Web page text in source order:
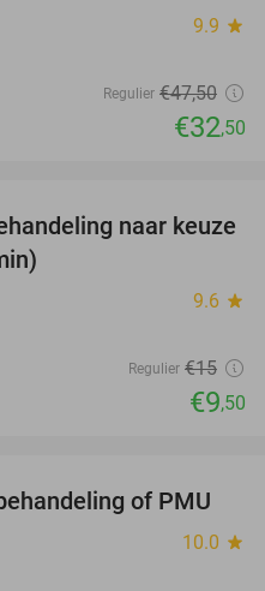
9.9 star
Regulier €47,50
€32,50
37%
naar keuze
9.6 star
Regulier €15
€9,50
48%
of PMU
10.0 star